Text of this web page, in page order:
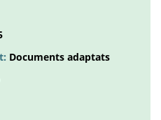
Documents adaptats